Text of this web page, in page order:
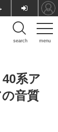
menu
search
系ア
音質